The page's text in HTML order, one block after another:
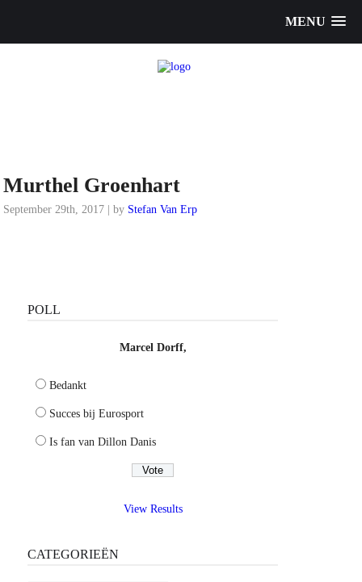
MENU
Murthel Groenhart
September 29th, 2017 | by Stefan Van Erp
POLL
Marcel Dorff,
Bedankt
Succes bij Eurosport
Is fan van Dillon Danis
View Results
CATEGORIEËN